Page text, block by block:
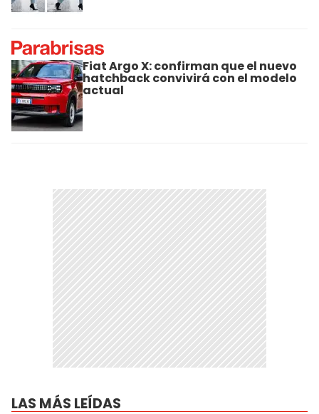
Fiat Argo X: confirman que el nuevo
hatchback convivirá con el modelo
actual
LAS MÁS LEÍDAS